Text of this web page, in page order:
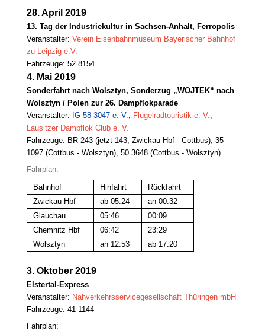
28. April 2019
13. Tag der Industriekultur in Sachsen-Anhalt, Ferropolis
Veranstalter: Verein Eisenbahnmuseum Bayerischer Bahnhof
zu Leipzig e.V.
Fahrzeuge: 52 8154
4. Mai 2019
Sonderfahrt nach Wolsztyn, Sonderzug „WOJTEK“ nach
Wolsztyn / Polen zur 26. Dampflokparade
Veranstalter: IG 58 3047 e. V., Flügelradtouristik e. V.,
Lausitzer Dampflok Club e. V.
Fahrzeuge: BR 243 (jetzt 143, Zwickau Hbf - Cottbus), 35
1097 (Cottbus - Wolsztyn), 50 3648 (Cottbus - Wolsztyn)
Fahrplan:
Bahnhof
Hinfahrt
Rückfahrt
Zwickau Hbf
ab 05:24
an 00:32
Glauchau
05:46
00:09
Chemnitz Hbf
06:42
23:29
Wolsztyn
an 12:53 ab 17:20
3. Oktober 2019
Elstertal-Express
Veranstalter: Nahverkehrsservicegesellschaft Thüringen mbH
Fahrzeuge: 41 1144
Fahrplan: